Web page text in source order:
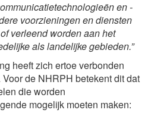
en -
voorzieningen en diensten
verleend worden aan het
als landelijke gebieden.”
heeft zich ertoe verbonden
Voor de NHRPH betekent dit dat
die worden
mogelijk moeten maken: